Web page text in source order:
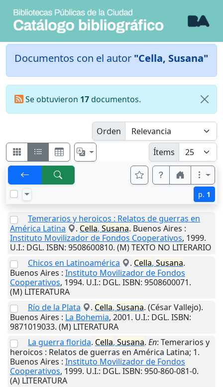
Documentos con el autor "Cella, Susana"
Se obtuvieron 17documentos.
Orden
Ítems
p. 1
Temerarios y heroicos : Relatos de guerras en
América Latina
. Cella, Susana. Buenos Aires :
Instituto Movilizador de Fondos Cooperativos, 1999.
U.I.: DGL. ISBN: 9508600810. (M) TEXTO NO LITERARIO
Chicos en Latinoamérica
. Cella, Susana.
Buenos Aires : Instituto Movilizador de Fondos
Cooperativos, 1994. U.I.: DGL. ISBN: 9508600071.
(M) LITERATURA
Río de la Plata
. Cella, Susana. (César Vallejo).
Buenos Aires : La Bohemia, 2001. U.I.: DGL. ISBN:
9871019033. (M) LITERATURA
La guerra florida. Cella, Susana. En: Temerarios y
heroicos : Relatos de guerras en América Latina; 1.
Buenos Aires : Instituto Movilizador de Fondos
Cooperativos, 1999. U.I.: DGL. ISBN: 950-860-081-0.
(A) LITERATURA